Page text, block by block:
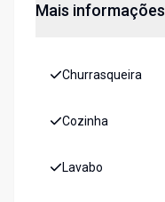
Mais informações
Churrasqueira
Cozinha
Lavabo